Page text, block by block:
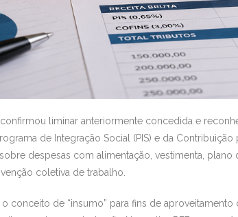
liminar anteriormente concedida e
de Integração Social (PIS) e da Contribuição
despesas com alimentação, vestimenta,
coletiva de trabalho.
conceito de “insumo” para fins de aproveitamento